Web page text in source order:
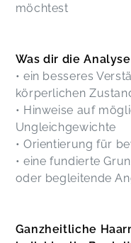
möchtest
Was dir die
• ein besseres
körperlichen
• Hinweise auf
Ungleichgewichte
• Orientierung für
• eine fundierte
oder begleitende
Ganzheitliche